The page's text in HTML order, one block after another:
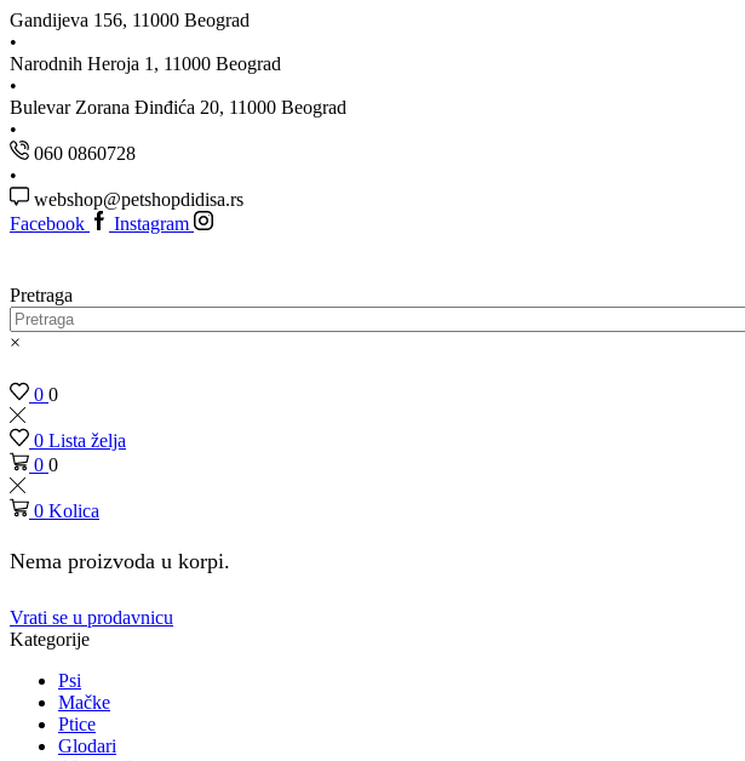
Gandijeva 156, 11000 Beograd
Narodnih Heroja 1, 11000 Beograd
Bulevar Zorana Đinđića 20, 11000 Beograd
060 0860728
webshop@petshopdidisa.rs
Facebook
Instagram
Pretraga
×
0 0
0 Lista želja
0 0
0 Kolica
Nema proizvoda u korpi.
Vrati se u prodavnicu
Kategorije
Psi
Mačke
Ptice
Glodari